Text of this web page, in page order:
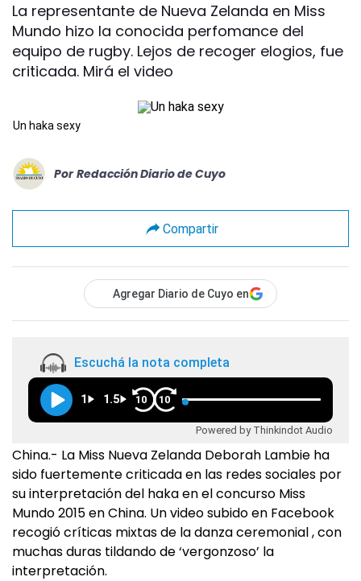
La representante de Nueva Zelanda en Miss
Mundo hizo la conocida perfomance del
equipo de rugby. Lejos de recoger elogios, fue
criticada. Mirá el video
Un haka sexy
Por Redacción Diario de Cuyo
Compartir
Agregar Diario de Cuyo en
Escuchá la nota completa
1 1.5 10 10
Powered by Thinkindot Audio
China.- La Miss Nueva Zelanda Deborah Lambie ha
sido fuertemente criticada en las redes sociales por
su interpretación del haka en el concurso Miss
Mundo 2015 en China. Un video subido en Facebook
recogió críticas mixtas de la danza ceremonial , con
muchas duras tildando de ‘vergonzoso’ la
interpretación.